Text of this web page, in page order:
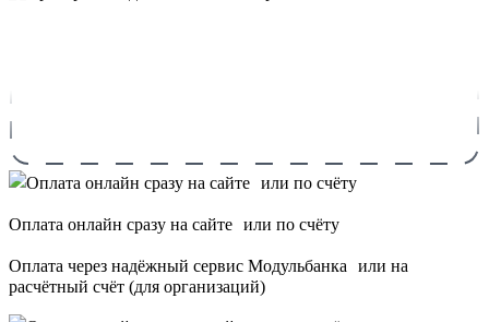
Оплата онлайн сразу на сайте или по счёту
Оплата через надёжный сервис Модульбанка или на
расчётный счёт (для организаций)